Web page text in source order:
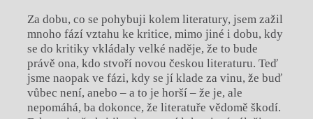
Za dobu, co se pohybuji kolem literatury, jsem zažil
mnoho fází vztahu ke kritice, mimo jiné i dobu, kdy
se do kritiky vkládaly velké naděje, že to bude
právě ona, kdo stvoří novou českou literaturu. Teď
jsme naopak ve fázi, kdy se jí klade za vinu, že buď
vůbec není, anebo – a to je horší – že je, ale
nepomáhá, ba dokonce, že literatuře vědomě škodí.